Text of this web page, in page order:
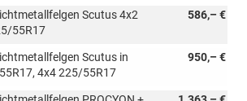
586,– €
Scutus 4x2
55R17
950,– €
Scutus in
4x4 225/55R17